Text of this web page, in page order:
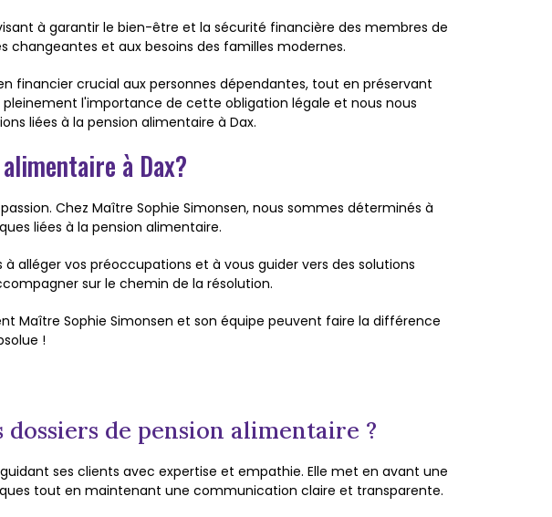
à garantir le bien-être et la sécurité financière des membres de
changeantes et aux besoins des familles modernes.
financier crucial aux personnes dépendantes, tout en préservant
l'importance de cette obligation légale et nous nous
liées à la pension alimentaire à Dax.
à Dax?
Chez Maître Sophie Simonsen, nous sommes déterminés à
liées à la pension alimentaire.
alléger vos préoccupations et à vous guider vers des solutions
sur le chemin de la résolution.
Maître Sophie Simonsen et son équipe peuvent faire la différence
!
de pension alimentaire ?
ses clients avec expertise et empathie. Elle met en avant une
tout en maintenant une communication claire et transparente.